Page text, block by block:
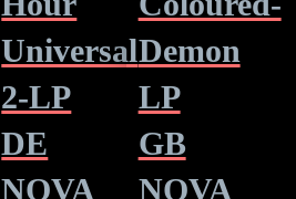
Universal
2-LP
DE
NOVA
Demon
LP
GB
NOVA